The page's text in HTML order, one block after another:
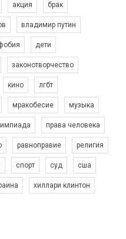
марафон, мандруючи з
трансфобией 2018
борьбы с гомофобией и
Кривого Рога провели
реакцию на
в двух странах, в
Рог).
акция брак
владимир путин
дети
законотворчество
кино лгбт
мракобесие музыка
права человека
равноправие религия
спорт суд сша
хиллари клинтон